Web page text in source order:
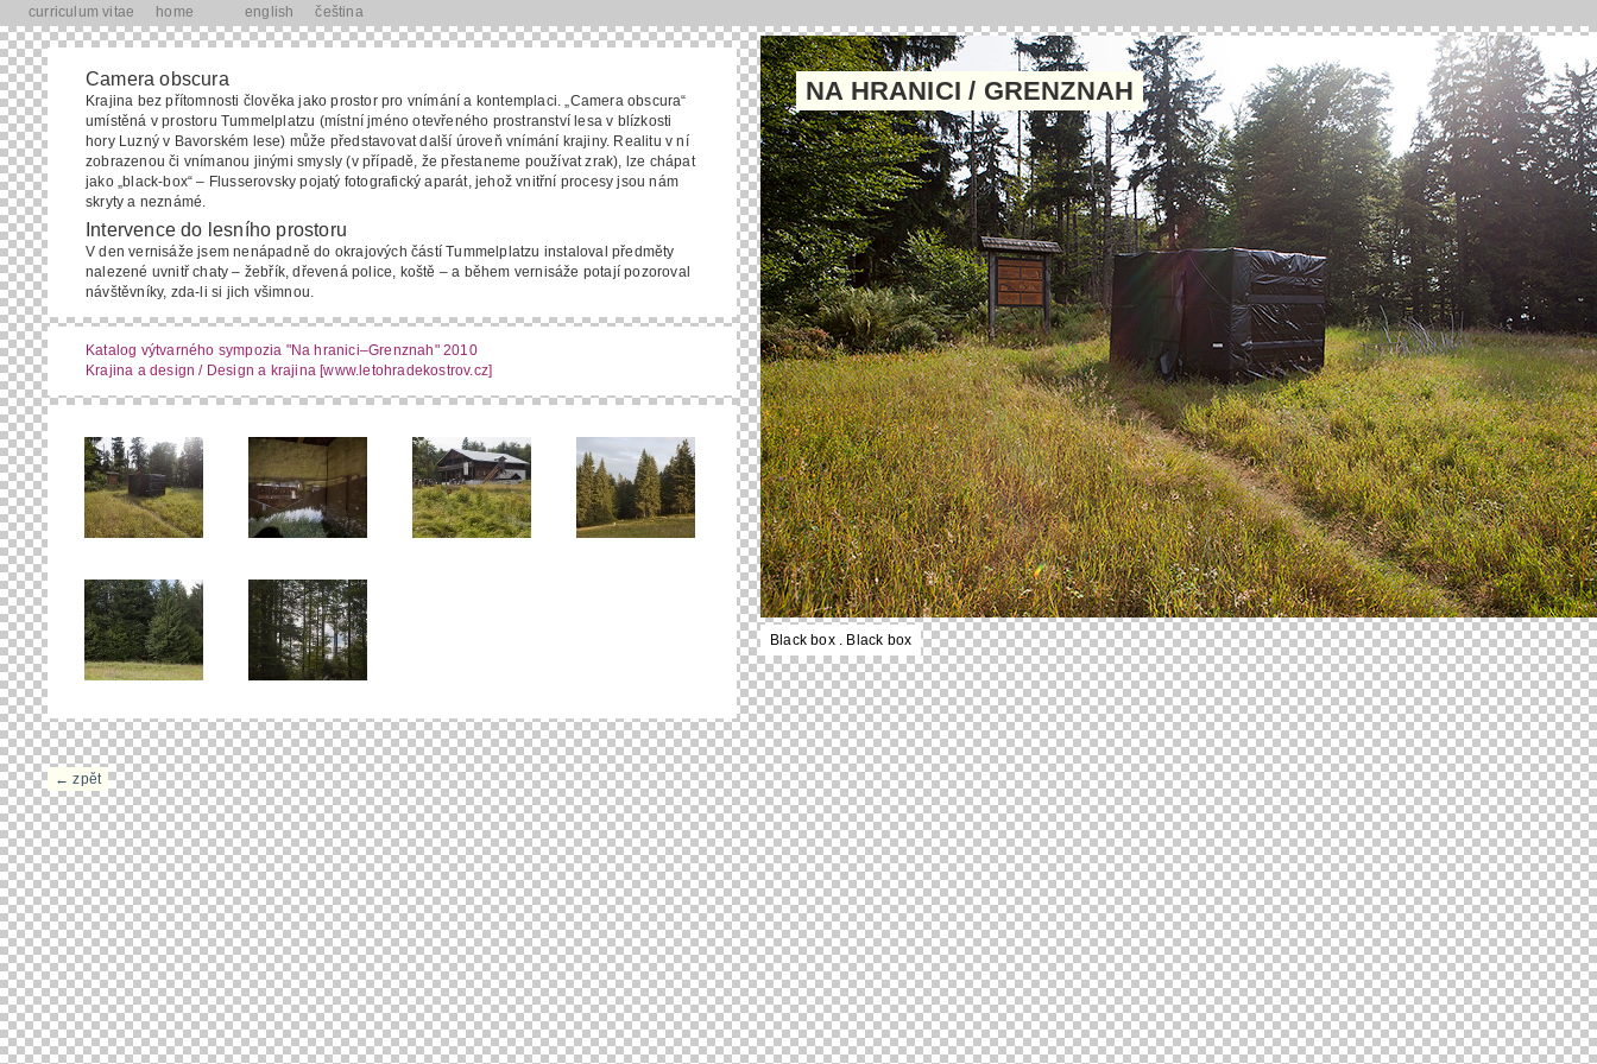
curriculum vitae home english čeština
NA HRANICI / GRENZNAH
Camera obscura
Krajina bez přítomnosti člověka jako prostor pro vnímání a kontemplaci. „Camera obscura“
umístěná v prostoru Tummelplatzu (místní jméno otevřeného prostranství lesa v blízkosti
hory Luzný v Bavorském lese) může představovat další úroveň vnímání krajiny. Realitu v ní
zobrazenou či vnímanou jinými smysly (v případě, že přestaneme používat zrak), lze chápat
jako „black-box“ – Flusserovsky pojatý fotografický aparát, jehož vnitřní procesy jsou nám
skryty a neznámé.
Intervence do lesního prostoru
V den vernisáže jsem nenápadně do okrajových částí Tummelplatzu instaloval předměty
nalezené uvnitř chaty – žebřík, dřevená police, koště – a během vernisáže potají pozoroval
návštěvníky, zda-li si jich všimnou.
Katalog výtvarného sympozia "Na hranici–Grenznah" 2010
Krajina a design / Design a krajina [www.letohradekostrov.cz]
← zpět
Black box . Black box